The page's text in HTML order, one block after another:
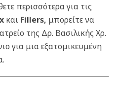
περισσότερα για τις
και Fillers, μπορείτε να
της Δρ. Βασιλικής Χρ.
για μια εξατομικευμένη